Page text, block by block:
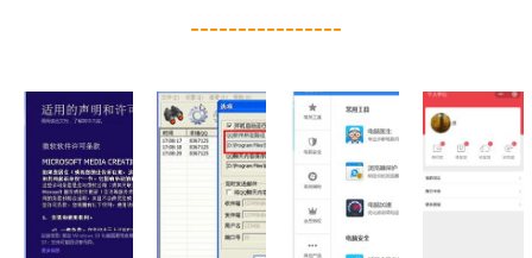
----------------